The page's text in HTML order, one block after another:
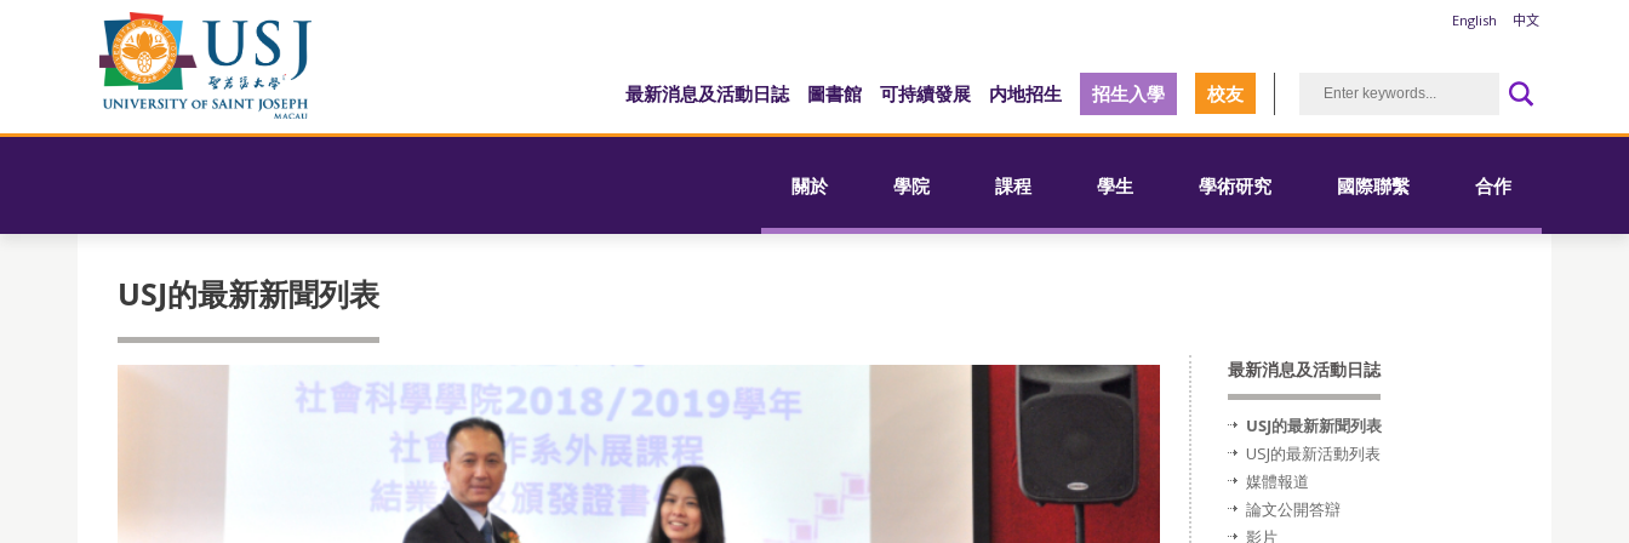
English 中文
最新消息及活動日誌 圖書館 可持續發展 内地招生 招生入學 校友
關於 學院 課程 學生 學術研究 國際聯繫 合作
USJ的最新新聞列表
最新消息及活動日誌
USJ的最新新聞列表
USJ的最新活動列表
媒體報道
論文公開答辯
影片